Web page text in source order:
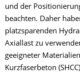
und der
beachten. Daher
platzsparenden
Axiallast zu
geeigneter
Kurzfaserbeton